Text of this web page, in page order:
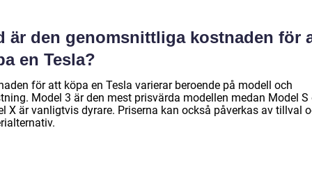
är den genomsnittliga kostnaden för
en Tesla?
för att köpa en Tesla varierar beroende på modell och
Model 3 är den mest prisvärda modellen medan Model S
X är vanligtvis dyrare. Priserna kan också påverkas av tillval